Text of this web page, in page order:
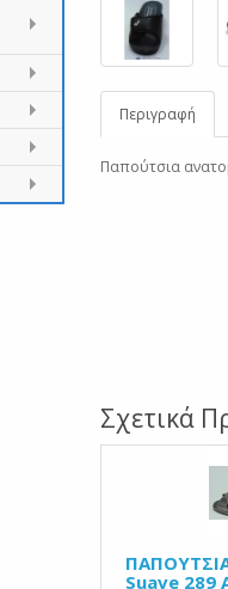
Περιγραφή
Παπούτσια
Σχετικά
Suave 289